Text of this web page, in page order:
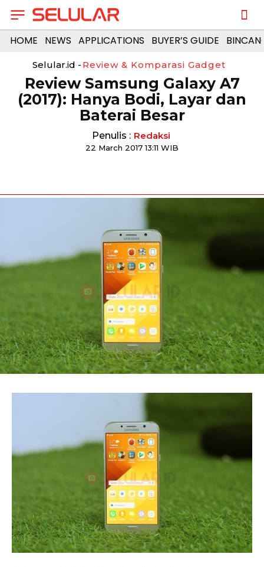
HOME NEWS APPLICATIONS BUYER’S GUIDE
Selular.id - Review & Komparasi Gadget
Review Samsung Galaxy A7
(2017): Hanya Bodi, Layar dan
Baterai Besar
Penulis : Redaksi
22 March 2017 13:11 WIB